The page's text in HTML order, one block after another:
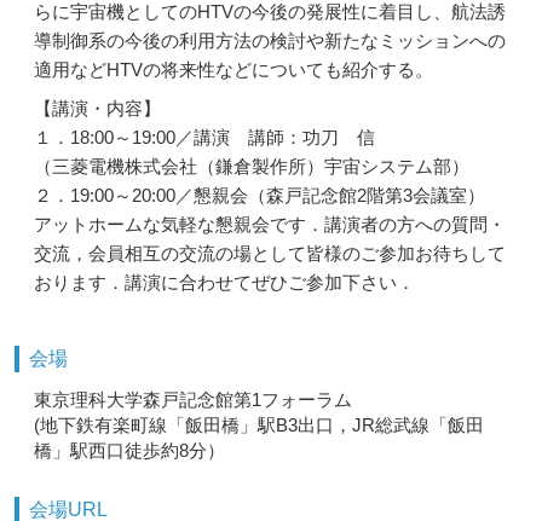
らに宇宙機としてのHTVの今後の発展性に着目し、航法誘
導制御系の今後の利用方法の検討や新たなミッションへの
適用などHTVの将来性などについても紹介する。
【講演・内容】
１．18:00～19:00／講演 講師：功刀 信
（三菱電機株式会社（鎌倉製作所）宇宙システム部）
２．19:00～20:00／懇親会（森戸記念館2階第3会議室）
アットホームな気軽な懇親会です．講演者の方への質問・
交流，会員相互の交流の場として皆様のご参加お待ちして
おります．講演に合わせてぜひご参加下さい．
会場
東京理科大学森戸記念館第1フォーラム
(地下鉄有楽町線「飯田橋」駅B3出口，JR総武線「飯田
橋」駅西口徒歩約8分）
会場URL